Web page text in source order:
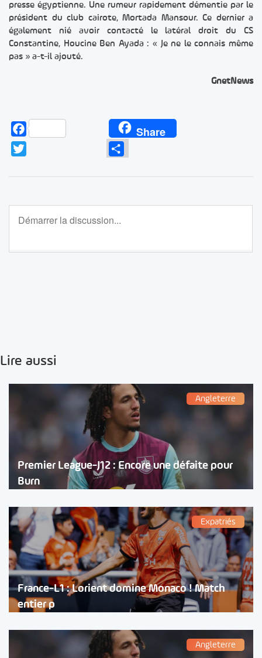
presse égyptienne. Une rumeur rapidement démentie par le
président du club cairote, Mortada Mansour. Ce dernier a
également nié avoir contacté le latéral droit du CS
Constantine, Houcine Ben Ayada : « Je ne le connais même
pas » a-t-il ajouté.
GnetNews
Facebook Share
Lire aussi
Angleterre
Premier League-J12 : Encore une défaite pour
Burn
Expatriés
France-L1 : Lorient domine Monaco ! Match
entier p
Angleterre